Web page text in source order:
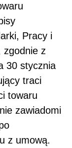
Pracy i
zgodnie z
30 stycznia
traci
towaru
zawiadomi
z umową.